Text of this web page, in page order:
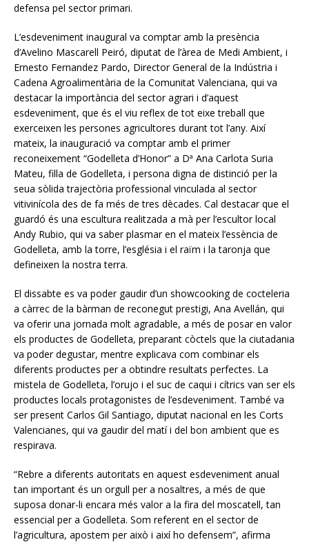
defensa pel sector primari.
L’esdeveniment inaugural va comptar amb la presència
d’Avelino Mascarell Peiró, diputat de l’àrea de Medi Ambient, i
Ernesto Fernandez Pardo, Director General de la Indústria i
Cadena Agroalimentària de la Comunitat Valenciana, qui va
destacar la importància del sector agrari i d’aquest
esdeveniment, que és el viu reflex de tot eixe treball que
exerceixen les persones agricultores durant tot l’any. Així
mateix, la inauguració va comptar amb el primer
reconeixement “Godelleta d’Honor” a Dª Ana Carlota Suria
Mateu, filla de Godelleta, i persona digna de distinció per la
seua sòlida trajectòria professional vinculada al sector
vitivinícola des de fa més de tres dècades. Cal destacar que el
guardó és una escultura realitzada a mà per l’escultor local
Andy Rubio, qui va saber plasmar en el mateix l’essència de
Godelleta, amb la torre, l’església i el raïm i la taronja que
defineixen la nostra terra.
El dissabte es va poder gaudir d’un showcooking de cocteleria
a càrrec de la bàrman de reconegut prestigi, Ana Avellán, qui
va oferir una jornada molt agradable, a més de posar en valor
els productes de Godelleta, preparant còctels que la ciutadania
va poder degustar, mentre explicava com combinar els
diferents productes per a obtindre resultats perfectes. La
mistela de Godelleta, l’orujo i el suc de caqui i cítrics van ser els
productes locals protagonistes de l’esdeveniment. També va
ser present Carlos Gil Santiago, diputat nacional en les Corts
Valencianes, qui va gaudir del matí i del bon ambient que es
respirava.
“Rebre a diferents autoritats en aquest esdeveniment anual
tan important és un orgull per a nosaltres, a més de que
suposa donar-li encara més valor a la fira del moscatell, tan
essencial per a Godelleta. Som referent en el sector de
l’agricultura, apostem per això i així ho defensem”, afirma